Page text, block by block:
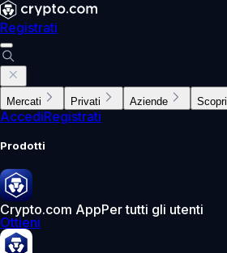
Registrati
Mercati Privati Aziende Scopri
AccediRegistrati
Prodotti
Crypto.com AppPer tutti gli utenti
Ottieni